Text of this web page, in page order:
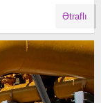
Ətraflı